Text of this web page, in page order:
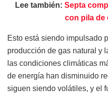
Lee también: Septa
con pila de
Esto está siendo impulsado
producción de gas natural y
las condiciones climáticas
de energía han disminuido
siguen siendo volátiles, y el